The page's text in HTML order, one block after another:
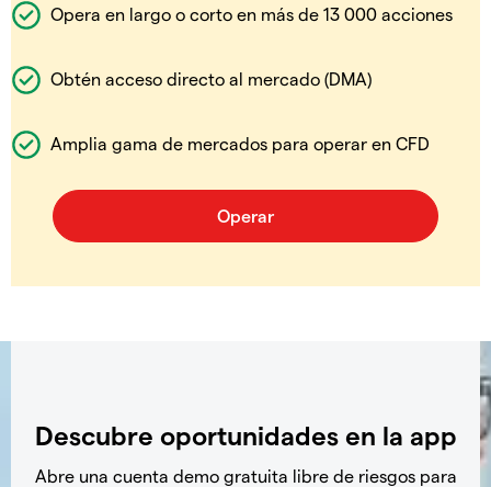
Opera en largo o corto en más de 13 000 acciones
Obtén acceso directo al mercado (DMA)
Amplia gama de mercados para operar en CFD
Descubre oportunidades en la app
Abre una cuenta demo gratuita libre de riesgos para